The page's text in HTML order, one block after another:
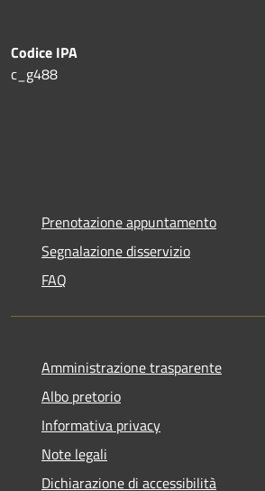
Codice IPA
c_g488
Prenotazione appuntamento
Segnalazione disservizio
FAQ
Amministrazione trasparente
Albo pretorio
Informativa privacy
Note legali
Dichiarazione di accessibilità